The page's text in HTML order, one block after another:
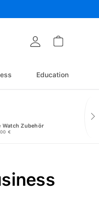
Education
Watch Zubehör
€